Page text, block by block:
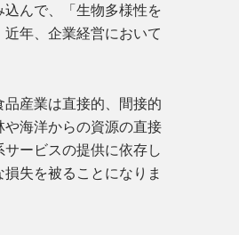
んで、「生物多様性を
年、企業経営において
産業は直接的、間接的
海洋からの資源の直接
ービスの提供に依存し
失を被ることになりま